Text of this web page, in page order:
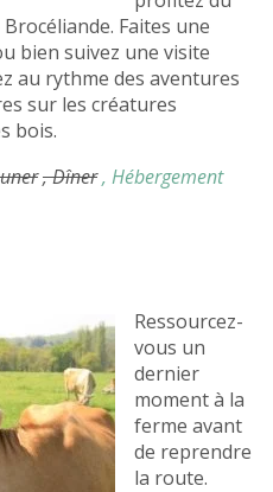
Faites une
bien suivez une visite
au rythme des aventures
sur les créatures
bois.
, Dîner, Hébergement
Ressourcez-
vous un
dernier
moment à la
ferme avant
de reprendre
la route.